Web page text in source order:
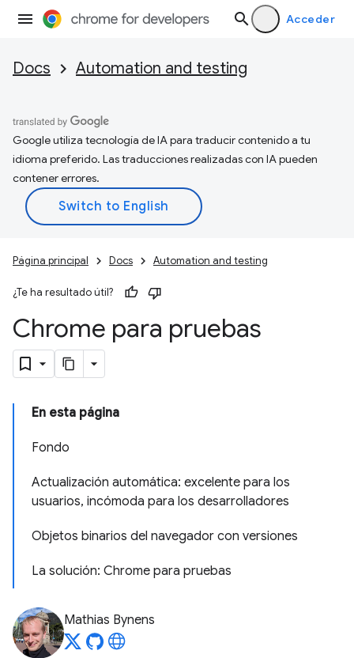
Acceder
Docs Automation and testing
Google utiliza tecnología de IA para traducir contenido a tu
idioma preferido. Las traducciones realizadas con IA pueden
contener errores.
Página principal Docs Automation and testing
¿Te ha resultado útil?
Chrome para pruebas
En esta página
Fondo
Actualización automática: excelente para los
usuarios, incómoda para los desarrolladores
Objetos binarios del navegador con versiones
La solución: Chrome para pruebas
Mathias Bynens